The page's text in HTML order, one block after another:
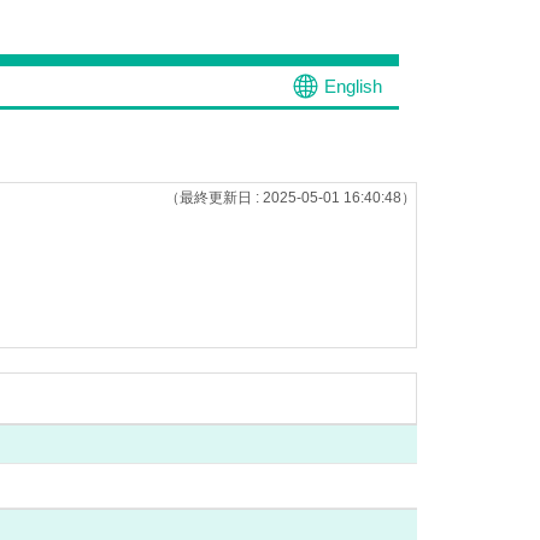
English
（最終更新日 : 2025-05-01 16:40:48）